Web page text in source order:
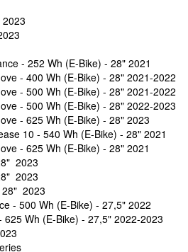
- 252 Wh (E-Bike) - 28" 2021
- 400 Wh (E-Bike) - 28" 2021-2022
- 500 Wh (E-Bike) - 28" 2021-2022
- 500 Wh (E-Bike) - 28" 2022-2023
- 625 Wh (E-Bike) - 28" 2023
10 - 540 Wh (E-Bike) - 28" 2021
- 625 Wh (E-Bike) - 28" 2021
2023
2023
28" 2023
- 500 Wh (E-Bike) - 27,5" 2022
625 Wh (E-Bike) - 27,5" 2022-2023